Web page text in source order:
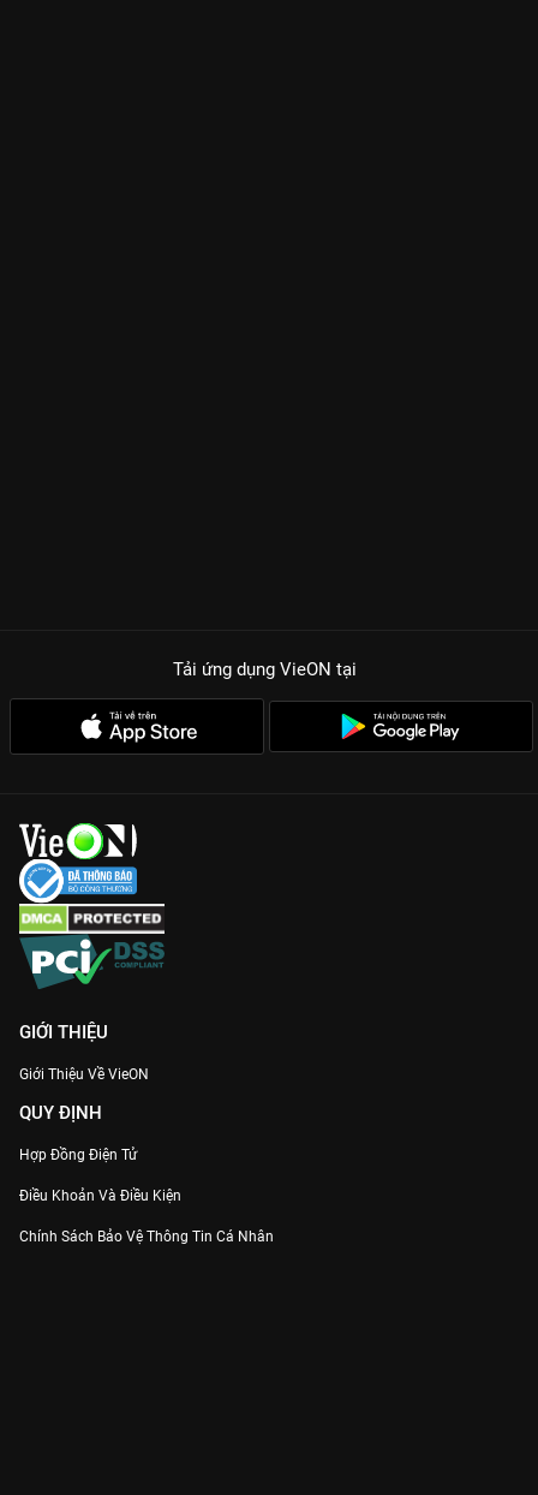
Tải ứng dụng VieON tại
GIỚI THIỆU
Giới Thiệu Về VieON
QUY ĐỊNH
Hợp Đồng Điện Tử
Điều Khoản Và Điều Kiện
Chính Sách Bảo Vệ Thông Tin Cá Nhân